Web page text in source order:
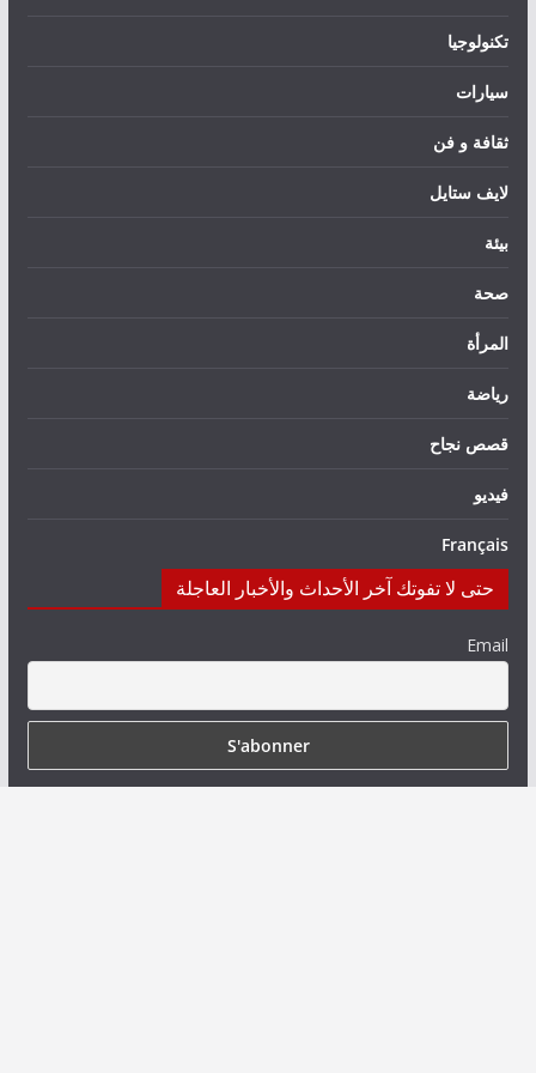
تكنولوجيا
سيارات
ثقافة و فن
لايف ستايل
بيئة
صحة
المرأة
رياضة
قصص نجاح
فيديو
Français
حتى لا تفوتك آخر الأحداث والأخبار العاجلة
Email